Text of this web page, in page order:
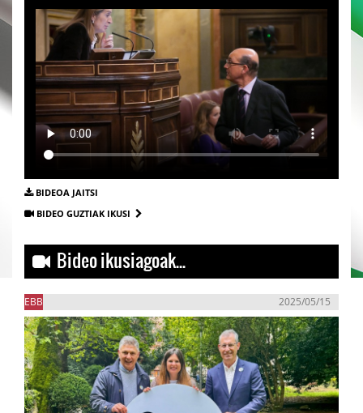
BIDEOA JAITSI
BIDEO GUZTIAK IKUSI
Bideo ikusiagoak...
EBB 2025/05/15